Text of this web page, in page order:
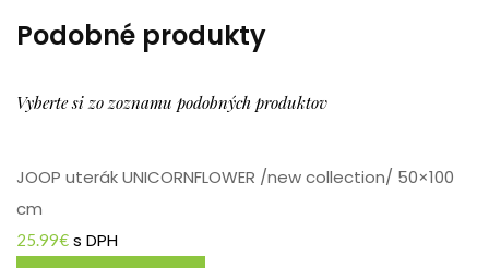
Podobné produkty
Vyberte si zo zoznamu podobných produktov
JOOP uterák UNICORNFLOWER /new collection/ 50×100
cm
25.99€ s DPH